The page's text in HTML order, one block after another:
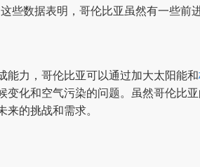
些数据表明，哥伦比亚虽然有一些前
能力，哥伦比亚可以通过加大太阳能和
变化和空气污染的问题。虽然哥伦比
来的挑战和需求。